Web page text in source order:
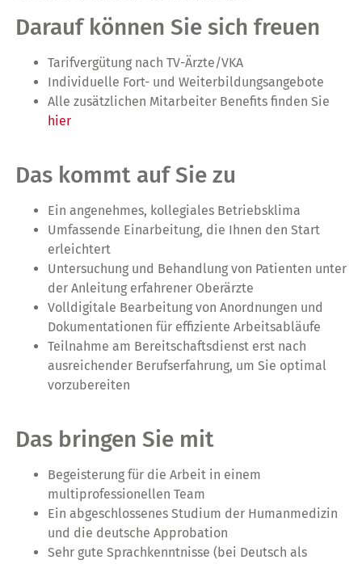
Darauf können Sie sich freuen
Tarifvergütung nach TV-Ärzte/VKA
Individuelle Fort- und Weiterbildungsangebote
Alle zusätzlichen Mitarbeiter Benefits finden Sie
hier
Das kommt auf Sie zu
Ein angenehmes, kollegiales Betriebsklima
Umfassende Einarbeitung, die Ihnen den Start
erleichtert
Untersuchung und Behandlung von Patienten unter
der Anleitung erfahrener Oberärzte
Volldigitale Bearbeitung von Anordnungen und
Dokumentationen für effiziente Arbeitsabläufe
Teilnahme am Bereitschaftsdienst erst nach
ausreichender Berufserfahrung, um Sie optimal
vorzubereiten
Das bringen Sie mit
Begeisterung für die Arbeit in einem
multiprofessionellen Team
Ein abgeschlossenes Studium der Humanmedizin
und die deutsche Approbation
Sehr gute Sprachkenntnisse (bei Deutsch als